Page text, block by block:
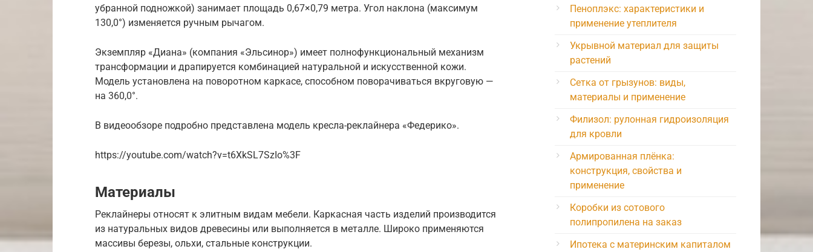
убранной подножкой) занимает площадь 0,67×0,79 метра. Угол наклона (максимум
130,0°) изменяется ручным рычагом.
Экземпляр «Диана» (компания «Эльсинор») имеет полнофункциональный механизм
трансформации и драпируется комбинацией натуральной и искусственной кожи.
Модель установлена на поворотном каркасе, способном поворачиваться вкруговую —
на 360,0°.
В видеообзоре подробно представлена модель кресла-реклайнера «Федерико».
https://youtube.com/watch?v=t6XkSL7SzIo%3F
Материалы
Реклайнеры относят к элитным видам мебели. Каркасная часть изделий производится
из натуральных видов древесины или выполняется в металле. Широко применяются
массивы березы, ольхи, стальные конструкции.
Пеноплэкс: характеристики и
применение утеплителя
Укрывной материал для защиты
растений
Сетка от грызунов: виды,
материалы и применение
Филизол: рулонная гидроизоляция
для кровли
Армированная плёнка:
конструкция, свойства и
применение
Коробки из сотового
полипропилена на заказ
Ипотека с материнским капиталом